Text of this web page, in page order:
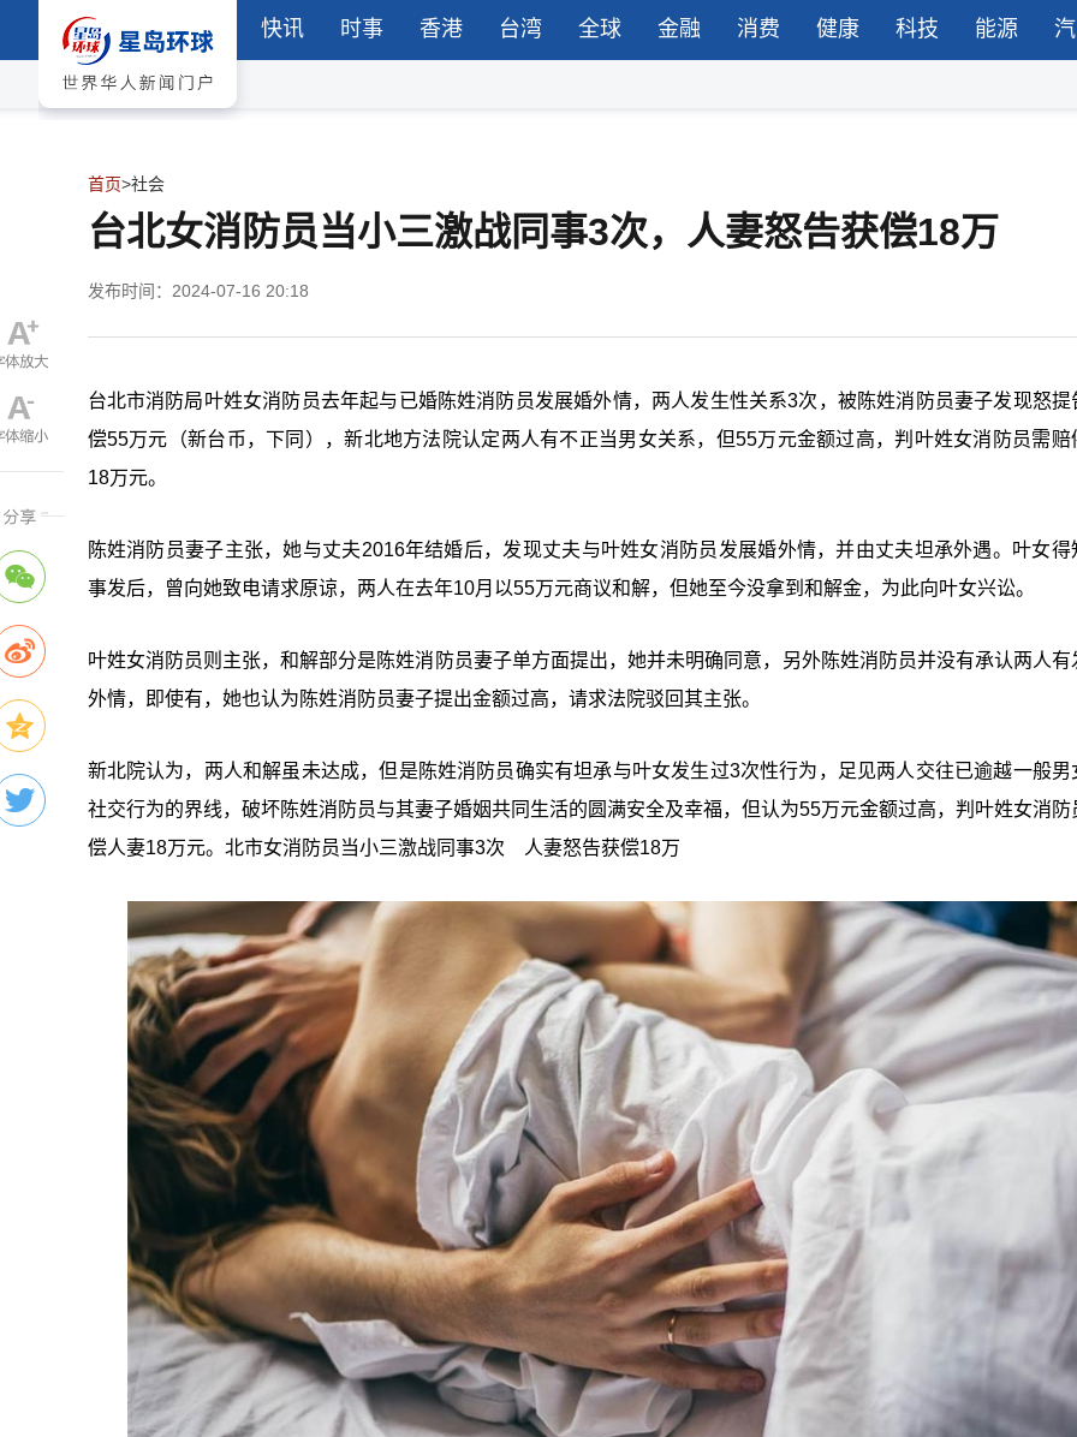
快讯 时事 香港 台湾 全球 金融 消费 健康 科技 能源
首页>社会
台北女消防员当小三激战同事3次，人妻怒告获偿18万
发布时间：2024-07-16 20:18
台北市消防局叶姓女消防员去年起与已婚陈姓消防员发展婚外情，两人发生性关系3次，被陈姓消防员妻子发现怒提
偿55万元（新台币，下同），新北地方法院认定两人有不正当男女关系，但55万元金额过高，判叶姓女消防员需赔
18万元。
陈姓消防员妻子主张，她与丈夫2016年结婚后，发现丈夫与叶姓女消防员发展婚外情，并由丈夫坦承外遇。叶女得
事发后，曾向她致电请求原谅，两人在去年10月以55万元商议和解，但她至今没拿到和解金，为此向叶女兴讼。
叶姓女消防员则主张，和解部分是陈姓消防员妻子单方面提出，她并未明确同意，另外陈姓消防员并没有承认两人有
外情，即使有，她也认为陈姓消防员妻子提出金额过高，请求法院驳回其主张。
新北院认为，两人和解虽未达成，但是陈姓消防员确实有坦承与叶女发生过3次性行为，足见两人交往已逾越一般男
社交行为的界线，破坏陈姓消防员与其妻子婚姻共同生活的圆满安全及幸福，但认为55万元金额过高，判叶姓女消防
偿人妻18万元。北市女消防员当小三激战同事3次 人妻怒告获偿18万